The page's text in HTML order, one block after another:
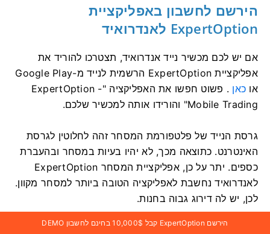
הירשם לחשבון באפליקציית
ExpertOption לאנדרואיד
אם יש לכם מכשיר נייד אנדרואיד, תצטרכו להוריד את
אפליקציית ExpertOption הרשמית לנייד מ-Google Play
או כאן
. פשוט חפשו את האפליקציה "ExpertOption -
Mobile Trading" והורידו אותה למכשיר שלכם.
גרסת הנייד של פלטפורמת המסחר זהה לחלוטין לגרסת
האינטרנט. כתוצאה מכך, לא יהיו בעיות במסחר ובהעברת
כספים. יתר על כן, אפליקציית המסחר ExpertOption
לאנדרואיד נחשבת לאפליקציה הטובה ביותר למסחר מקוון.
לכן, יש לה דירוג גבוה בחנות.
הירשם ExpertOption קבל 10,000$ בחינם לחשבון DEMO